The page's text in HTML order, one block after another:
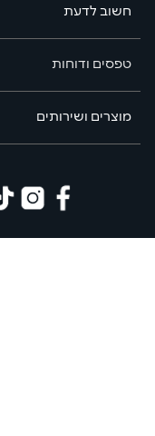
חשוב לדעת
טפסים ודוחות
מוצרים ושירותים